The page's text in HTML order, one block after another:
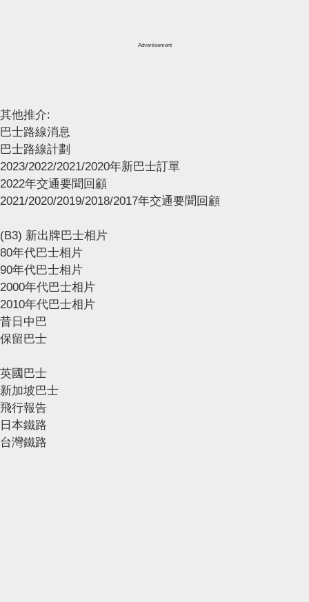
Advertisement
其他推介:
巴士路線消息
巴士路線計劃
2023/2022/2021/2020年新巴士訂單
2022年交通要聞回顧
2021/2020/2019/2018/2017年交通要聞回顧
(B3) 新出牌巴士相片
80年代巴士相片
90年代巴士相片
2000年代巴士相片
2010年代巴士相片
昔日中巴
保留巴士
英國巴士
新加坡巴士
飛行報告
日本鐵路
台灣鐵路